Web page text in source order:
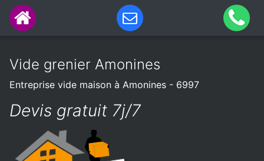
Vide grenier Amonines
Entreprise vide maison à Amonines - 6997
Devis gratuit 7j/7